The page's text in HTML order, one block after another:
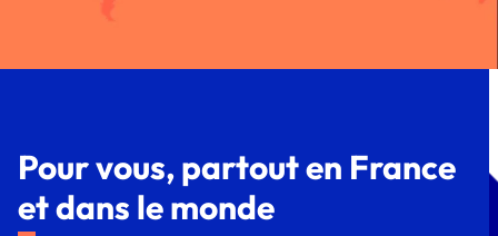
Pour vous, partout en France
et dans le monde